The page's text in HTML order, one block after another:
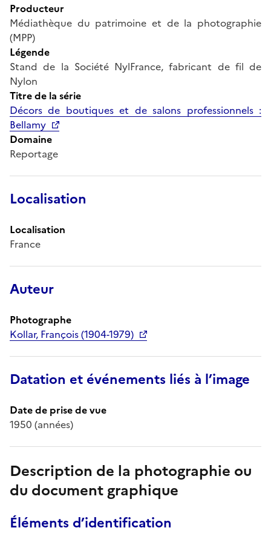
Producteur
Médiathèque du patrimoine et de la photographie
(MPP)
Légende
Stand de la Société NylFrance, fabricant de fil de
Nylon
Titre de la série
Décors de boutiques et de salons professionnels :
Bellamy
Domaine
Reportage
Localisation
Localisation
France
Auteur
Photographe
Kollar, François (1904-1979)
Datation et événements liés à l’image
Date de prise de vue
1950 (années)
Description de la photographie ou
du document graphique
Éléments d’identification